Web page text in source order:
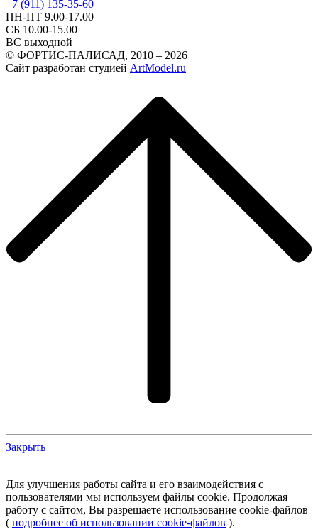
+7 (911) 135-35-60
ПН-ПТ 9.00-17.00
СБ 10.00-15.00
ВС выходной
© ФОРТИС-ПАЛИСАД, 2010 – 2026
Сайт разработан студией ArtModel.ru
Закрыть
Для улучшения работы сайта и его взаимодействия с
пользователями мы используем файлы cookie. Продолжая
работу с сайтом, Вы разрешаете использование cookie-файлов
( подробнее об использовании cookie-файлов ).